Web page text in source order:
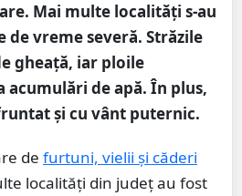
Mai multe localități s-au
de vreme severă. Străzile
gheață, iar ploile
acumulări de apă. În plus,
și cu vânt puternic.
de furtuni, vielii și căderi
localități din județ au fost